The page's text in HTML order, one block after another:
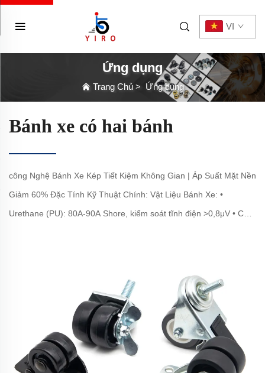
VI
Ứng dụng
Trang Chủ> Ứng dụng
Bánh xe có hai bánh
công Nghệ Bánh Xe Kép Tiết Kiệm Không Gian | Áp Suất Mặt Nền
Giảm 60% ‌Đặc Tính Kỹ Thuật Chính: Vật Liệu Bánh Xe: •
Urethane (PU): 80A-90A Shore, kiểm soát tĩnh điện >0,8μV • Cao